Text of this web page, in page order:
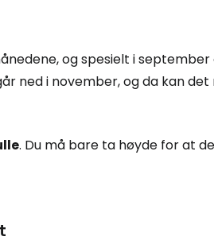
og spesielt i
ned i november, og da kan det
. Du må bare ta høyde for at
Fortsett med Google
Fortsett med Facebook